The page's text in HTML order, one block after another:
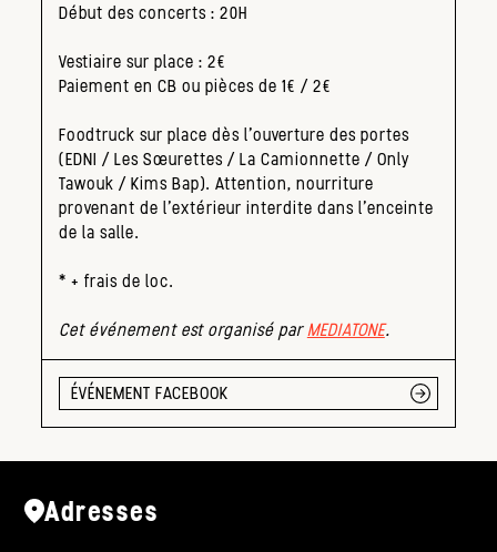
Début des concerts : 20H
Vestiaire sur place : 2€
Paiement en CB ou pièces de 1€ / 2€
Foodtruck sur place dès l’ouverture des portes
(EDNI / Les Sœurettes / La Camionnette / Only
Tawouk / Kims Bap). Attention, nourriture
provenant de l’extérieur interdite dans l’enceinte
de la salle.
* + frais de loc.
Cet événement est organisé parMEDIATONE.
ÉVÉNEMENT FACEBOOK
Adresses